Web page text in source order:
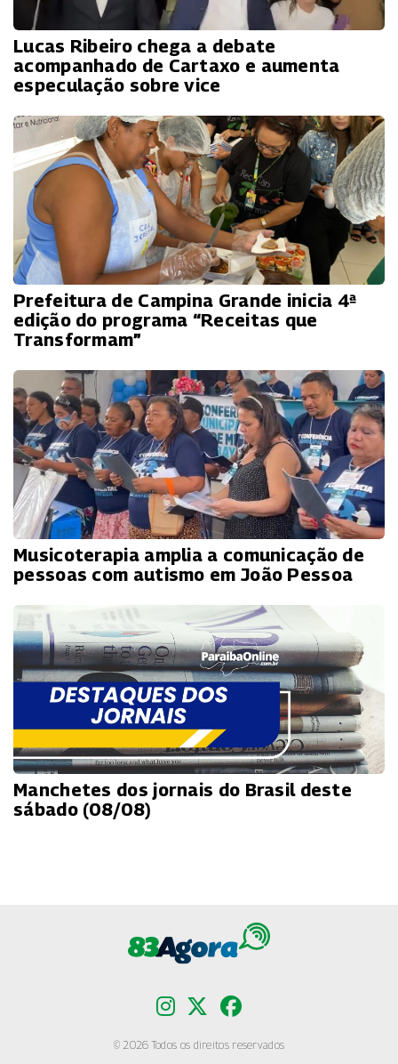
Lucas Ribeiro chega a debate
acompanhado de Cartaxo e aumenta
especulação sobre vice
Prefeitura de Campina Grande inicia 4ª
edição do programa “Receitas que
Transformam”
Musicoterapia amplia a comunicação de
pessoas com autismo em João Pessoa
Manchetes dos jornais do Brasil deste
sábado (08/08)
© 2026 Todos os direitos reservados